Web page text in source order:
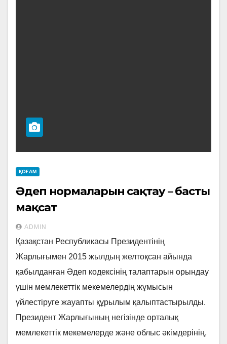
ҚОҒАМ
Әдеп нормаларын сақтау – басты
мақсат
ADMIN
Қазақстан Республикасы Президентінің
Жарлығымен 2015 жылдың желтоқсан айында
қабылданған Әдеп кодексінің талаптарын орындау
үшін мемлекеттік мекемелердің жұмысын
үйлестіруге жауапты құрылым қалыптастырылды.
Президент Жарлығының негізінде орталық
мемлекеттік мекемелерде және облыс әкімдерінің,